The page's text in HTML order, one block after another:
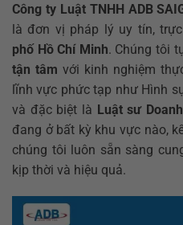
Công ty Luật TNHH ADB
là đơn vị pháp lý uy tín,
phố Hồ Chí Minh. Chúng tôi
tận tâm với kinh nghiệm
lĩnh vực phức tạp như Hình
và đặc biệt là Luật sư
đang ở bất kỳ khu vực nào,
chúng tôi luôn sẵn sàng
kịp thời và hiệu quả.